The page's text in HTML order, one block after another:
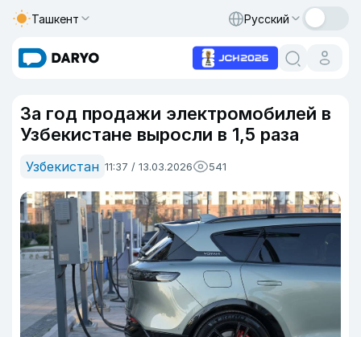
Ташкент Русский
За год продажи электромобилей в
Узбекистане выросли в 1,5 раза
Узбекистан 11:37 / 13.03.2026 541